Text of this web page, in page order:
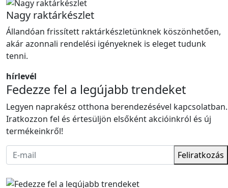
Nagy raktárkészlet
Állandóan frissített raktárkészletünknek köszönhetően,
akár azonnali rendelési igényeknek is eleget tudunk
tenni.
hírlevél
Fedezze fel a legújabb trendeket
Legyen naprakész otthona berendezésével kapcsolatban.
Iratkozzon fel és értesüljön elsőként akcióinkról és új
termékeinkről!
Feliratkozás